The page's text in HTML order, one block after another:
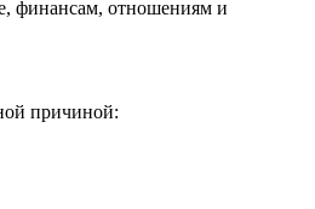
финансам, отношениям и
причиной: